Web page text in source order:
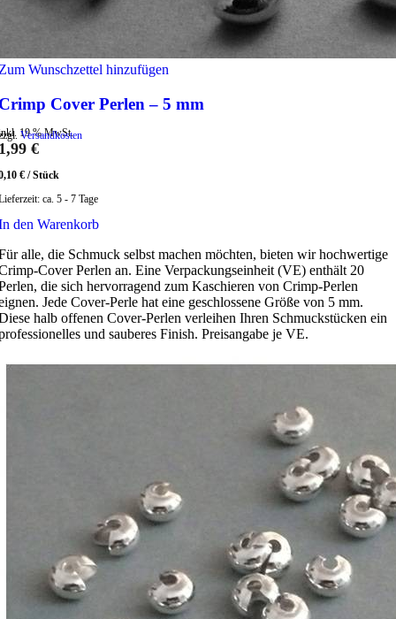
Wunschzettel hinzufügen
Cover Perlen – 5 mm
19 % MwSt.
Versandkosten
€
€ /Stück
ca. 5 - 7 Tage
den Warenkorb
alle, die Schmuck selbst machen möchten, bieten wir hochwertige
Cover Perlen an. Eine Verpackungseinheit (VE) enthält 20
die sich hervorragend zum Kaschieren von Crimp-Perlen
Jede Cover-Perle hat eine geschlossene Größe von 5 mm.
halb offenen Cover-Perlen verleihen Ihren Schmuckstücken ein
und sauberes Finish. Preisangabe je VE.